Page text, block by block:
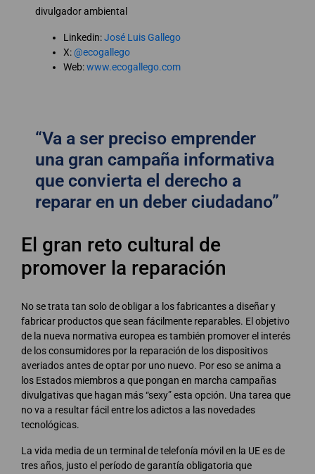
divulgador ambiental
Linkedin:José Luis Gallego
X:@ecogallego
Web:www.ecogallego.com
“Va a ser preciso emprender
una gran campaña informativa
que convierta el derecho a
reparar en un deber ciudadano”
El gran reto cultural de
promover la reparación
No se trata tan solo de obligar a los fabricantes a diseñar y
fabricar productos que sean fácilmente reparables. El objetivo
de la nueva normativa europea es también promover el interés
de los consumidores por la reparación de los dispositivos
averiados antes de optar por uno nuevo. Por eso se anima a
los Estados miembros a que pongan en marcha campañas
divulgativas que hagan más “sexy” esta opción. Una tarea que
no va a resultar fácil entre los adictos a las novedades
tecnológicas.
La vida media de un terminal de telefonía móvil en la UE es de
tres años, justo el período de garantía obligatoria que